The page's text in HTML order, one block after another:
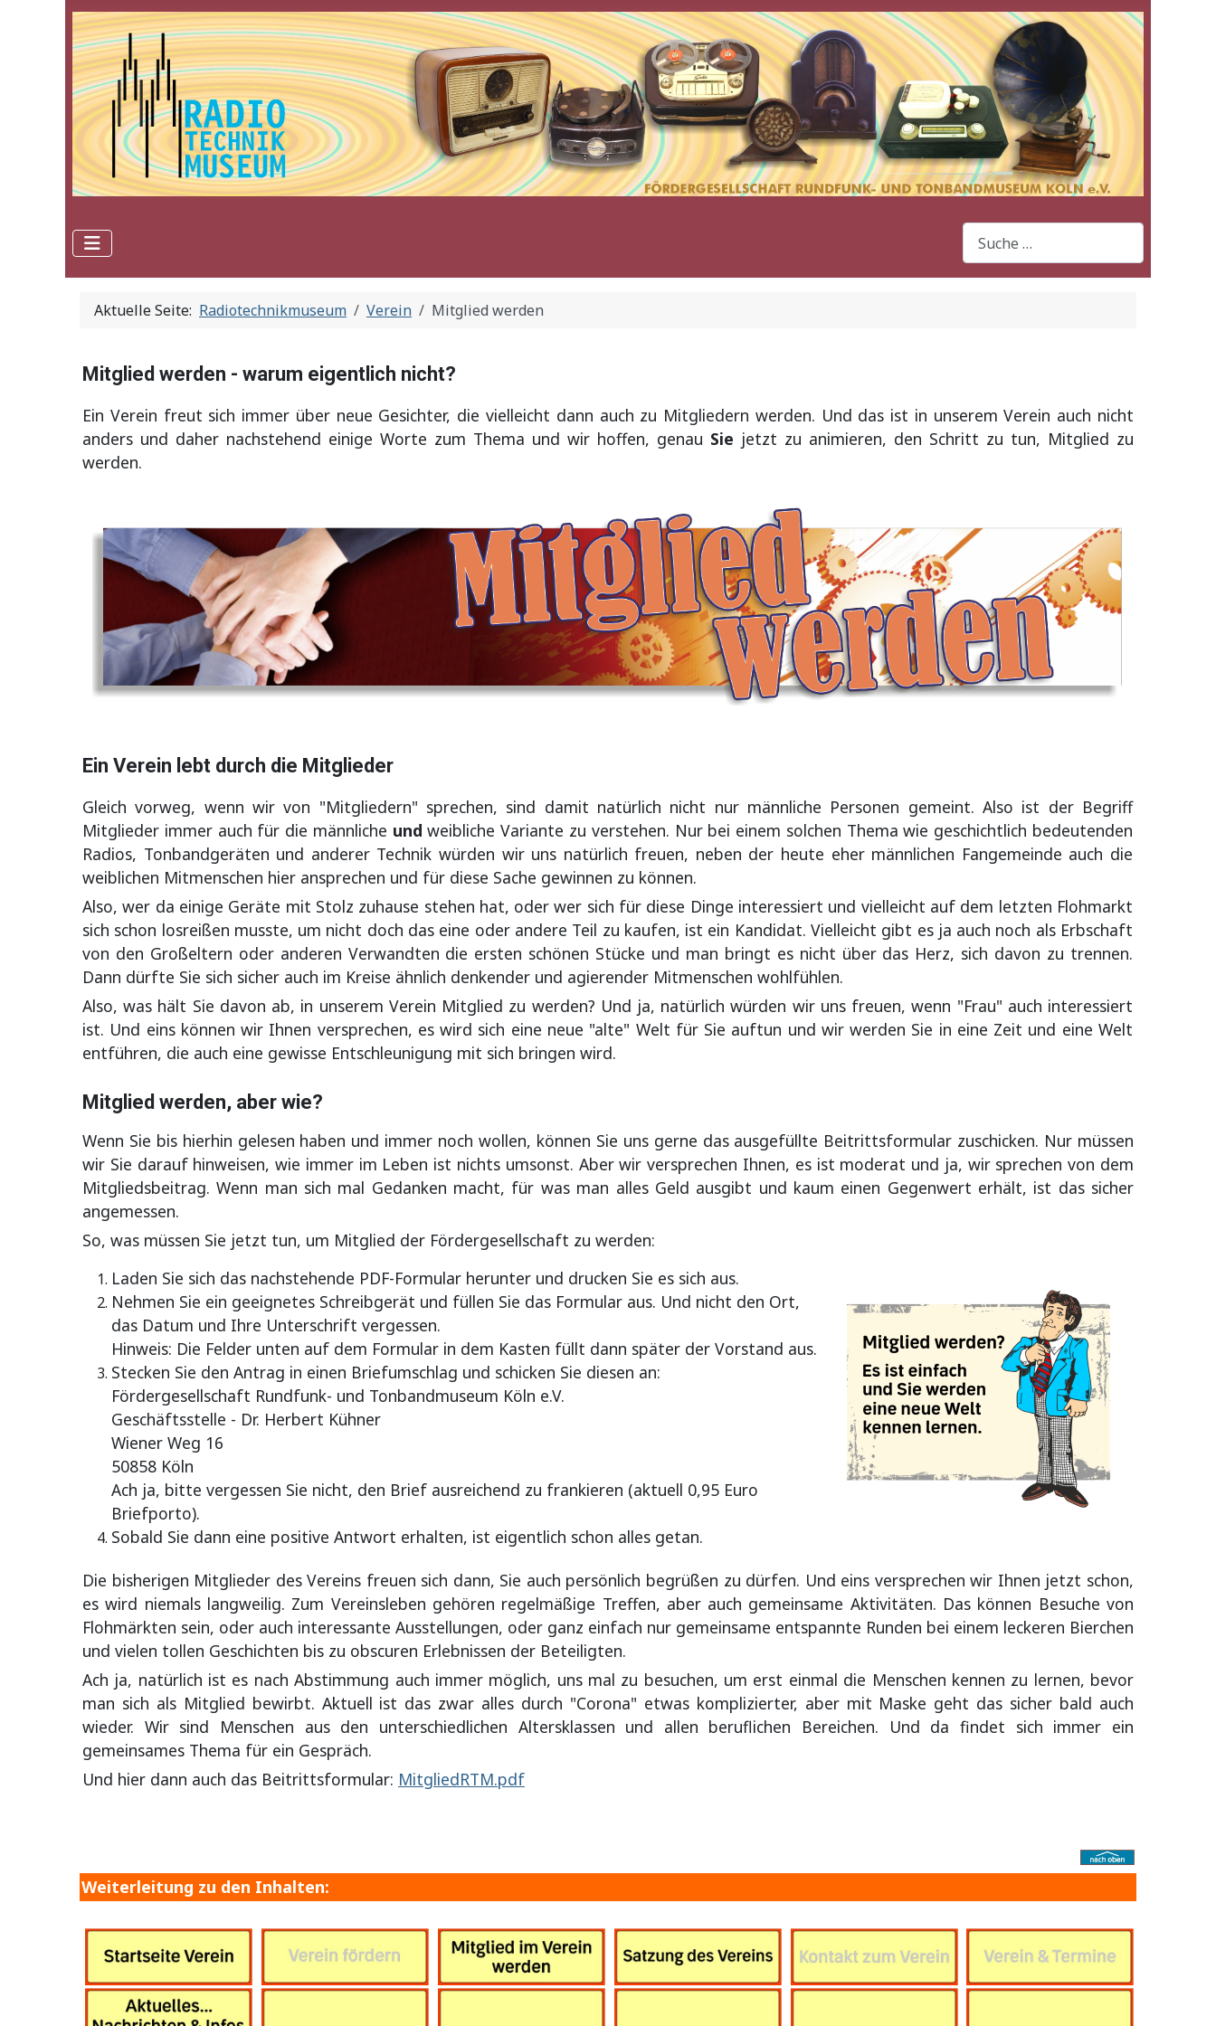
Suchen
Aktuelle Seite: Radiotechnikmuseum Verein Mitglied werden
Mitglied werden - warum eigentlich nicht?
Ein Verein freut sich immer über neue Gesichter, die vielleicht dann auch zu Mitgliedern werden. Und das ist in unserem Verein auch nicht
anders und daher nachstehend einige Worte zum Thema und wir hoffen, genau Sie jetzt zu animieren, den Schritt zu tun, Mitglied zu
werden.
Ein Verein lebt durch die Mitglieder
Gleich vorweg, wenn wir von "Mitgliedern" sprechen, sind damit natürlich nicht nur männliche Personen gemeint. Also ist der Begriff
Mitglieder immer auch für die männliche undweibliche Variante zu verstehen. Nur bei einem solchen Thema wie geschichtlich bedeutenden
Radios, Tonbandgeräten und anderer Technik würden wir uns natürlich freuen, neben der heute eher männlichen Fangemeinde auch die
weiblichen Mitmenschen hier ansprechen und für diese Sache gewinnen zu können.
Also, wer da einige Geräte mit Stolz zuhause stehen hat, oder wer sich für diese Dinge interessiert und vielleicht auf dem letzten Flohmarkt
sich schon losreißen musste, um nicht doch das eine oder andere Teil zu kaufen, ist ein Kandidat. Vielleicht gibt es ja auch noch als Erbschaft
von den Großeltern oder anderen Verwandten die ersten schönen Stücke und man bringt es nicht über das Herz, sich davon zu trennen.
Dann dürfte Sie sich sicher auch im Kreise ähnlich denkender und agierender Mitmenschen wohlfühlen.
Also, was hält Sie davon ab, in unserem Verein Mitglied zu werden? Und ja, natürlich würden wir uns freuen, wenn "Frau" auch interessiert
ist. Und eins können wir Ihnen versprechen, es wird sich eine neue "alte" Welt für Sie auftun und wir werden Sie in eine Zeit und eine Welt
entführen, die auch eine gewisse Entschleunigung mit sich bringen wird.
Mitglied werden, aber wie?
Wenn Sie bis hierhin gelesen haben und immer noch wollen, können Sie uns gerne das ausgefüllte Beitrittsformular zuschicken. Nur müssen
wir Sie darauf hinweisen, wie immer im Leben ist nichts umsonst. Aber wir versprechen Ihnen, es ist moderat und ja, wir sprechen von dem
Mitgliedsbeitrag. Wenn man sich mal Gedanken macht, für was man alles Geld ausgibt und kaum einen Gegenwert erhält, ist das sicher
angemessen.
So, was müssen Sie jetzt tun, um Mitglied der Fördergesellschaft zu werden:
Laden Sie sich das nachstehende PDF-Formular herunter und drucken Sie es sich aus.
Nehmen Sie ein geeignetes Schreibgerät und füllen Sie das Formular aus. Und nicht den Ort,
das Datum und Ihre Unterschrift vergessen.
Hinweis: Die Felder unten auf dem Formular in dem Kasten füllt dann später der Vorstand aus.
Stecken Sie den Antrag in einen Briefumschlag und schicken Sie diesen an:
Fördergesellschaft Rundfunk- und Tonbandmuseum Köln e.V.
Geschäftsstelle - Dr. Herbert Kühner
Wiener Weg 16
50858 Köln
Ach ja, bitte vergessen Sie nicht, den Brief ausreichend zu frankieren (aktuell 0,95 Euro
Briefporto).
Sobald Sie dann eine positive Antwort erhalten, ist eigentlich schon alles getan.
Die bisherigen Mitglieder des Vereins freuen sich dann, Sie auch persönlich begrüßen zu dürfen. Und eins versprechen wir Ihnen jetzt schon,
es wird niemals langweilig. Zum Vereinsleben gehören regelmäßige Treffen, aber auch gemeinsame Aktivitäten. Das können Besuche von
Flohmärkten sein, oder auch interessante Ausstellungen, oder ganz einfach nur gemeinsame entspannte Runden bei einem leckeren Bierchen
und vielen tollen Geschichten bis zu obscuren Erlebnissen der Beteiligten.
Ach ja, natürlich ist es nach Abstimmung auch immer möglich, uns mal zu besuchen, um erst einmal die Menschen kennen zu lernen, bevor
man sich als Mitglied bewirbt. Aktuell ist das zwar alles durch "Corona" etwas komplizierter, aber mit Maske geht das sicher bald auch
wieder. Wir sind Menschen aus den unterschiedlichen Altersklassen und allen beruflichen Bereichen. Und da findet sich immer ein
gemeinsames Thema für ein Gespräch.
Und hier dann auch das Beitrittsformular: MitgliedRTM.pdf
Weiterleitung zu den Inhalten: